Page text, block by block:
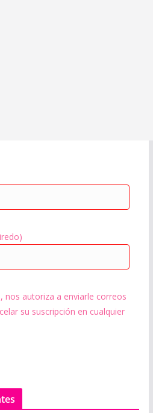
nos autoriza a enviarle correos
su suscripción en cualquier